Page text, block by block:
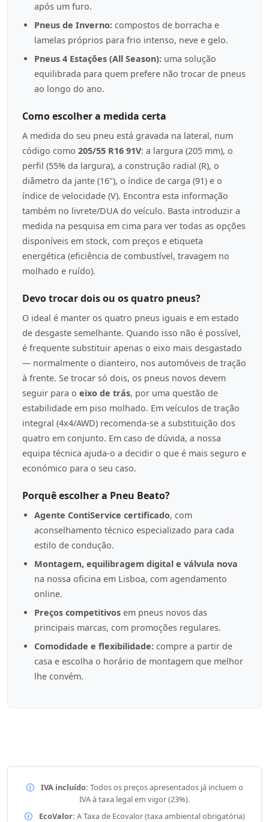
após um furo.
Pneus de Inverno: compostos de borracha e
lamelas próprios para frio intenso, neve e gelo.
Pneus 4 Estações (All Season): uma solução
equilibrada para quem prefere não trocar de pneus
ao longo do ano.
Como escolher a medida certa
A medida do seu pneu está gravada na lateral, num
código como 205/55 R16 91V: a largura (205 mm), o
perfil (55% da largura), a construção radial (R), o
diâmetro da jante (16"), o índice de carga (91) e o
índice de velocidade (V). Encontra esta informação
também no livrete/DUA do veículo. Basta introduzir a
medida na pesquisa em cima para ver todas as opções
disponíveis em stock, com preços e etiqueta
energética (eficiência de combustível, travagem no
molhado e ruído).
Devo trocar dois ou os quatro pneus?
O ideal é manter os quatro pneus iguais e em estado
de desgaste semelhante. Quando isso não é possível,
é frequente substituir apenas o eixo mais desgastado
— normalmente o dianteiro, nos automóveis de tração
à frente. Se trocar só dois, os pneus novos devem
seguir para o eixo de trás, por uma questão de
estabilidade em piso molhado. Em veículos de tração
integral (4x4/AWD) recomenda-se a substituição dos
quatro em conjunto. Em caso de dúvida, a nossa
equipa técnica ajuda-o a decidir o que é mais seguro e
económico para o seu caso.
Porquê escolher a Pneu Beato?
Agente ContiService certificado, com
aconselhamento técnico especializado para cada
estilo de condução.
Montagem, equilibragem digital e válvula nova
na nossa oficina em Lisboa, com agendamento
online.
Preços competitivos em pneus novos das
principais marcas, com promoções regulares.
Comodidade e flexibilidade: compre a partir de
casa e escolha o horário de montagem que melhor
lhe convém.
IVA incluído: Todos os preços apresentados já incluem o
IVA à taxa legal em vigor (23%).
EcoValor: A Taxa de Ecovalor (taxa ambiental obrigatória)